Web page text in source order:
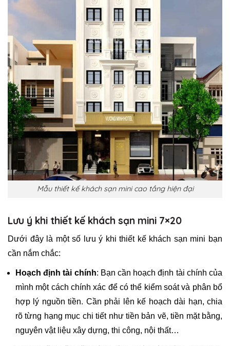
Mẫu thiết kế khách sạn mini cao tầng hiện đại
Lưu ý khi thiết kế khách sạn mini 7×20
Dưới đây là một số lưu ý khi thiết kế khách sạn mini bạn
cần nắm chắc:
Hoạch định tài chính: Bạn cần hoạch định tài chính của
mình một cách chính xác để có thể kiểm soát và phân bổ
hợp lý nguồn tiền. Cần phải lên kế hoạch dài hạn, chia
rõ từng hạng mục chi tiết như tiền bản vẽ, tiền mặt bằng,
nguyên vật liệu xây dựng, thi công, nội thất…